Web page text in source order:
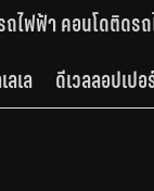
ถไฟฟ้า คอนโดติดร
เล
ดีเวลลอปเปอ